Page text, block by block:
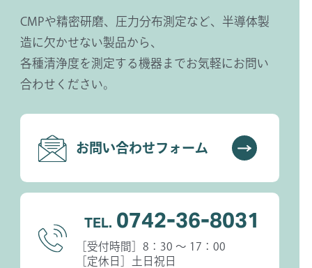
CMPや精密研磨、圧力分布測定など、半導体製
造に欠かせない製品から、
各種清浄度を測定する機器までお気軽にお問い
合わせください。
お問い合わせフォーム
TEL. 0742-36-8031
［受付時間］8：30 〜 17：00
［定休日］土日祝日